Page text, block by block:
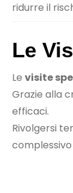
ridurre il
Le
Le visite
Grazie alla
efficaci.
Rivolgersi